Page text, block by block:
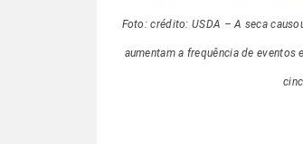
Foto: crédito: USDA – A seca
aumentam a frequência de